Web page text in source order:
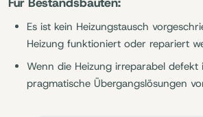
Es ist kein Heizungstausch
Heizung funktioniert oder repariert
Wenn die Heizung irreparabel defekt
pragmatische Übergangslösungen